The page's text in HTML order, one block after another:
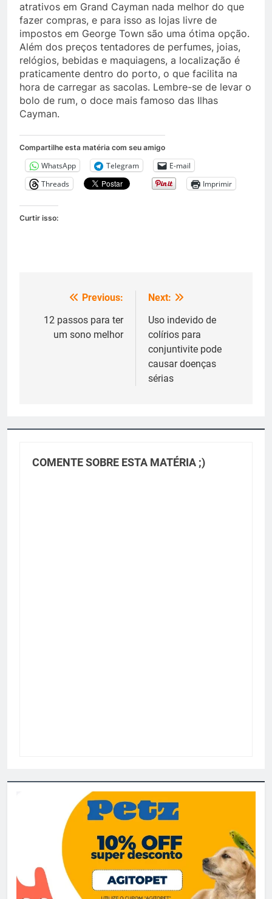
atrativos em Grand Cayman nada melhor do que
fazer compras, e para isso as lojas livre de
impostos em George Town são uma ótima opção.
Além dos preços tentadores de perfumes, joias,
relógios, bebidas e maquiagens, a localização é
praticamente dentro do porto, o que facilita na
hora de carregar as sacolas. Lembre-se de levar o
bolo de rum, o doce mais famoso das Ilhas
Cayman.
Compartilhe esta matéria com seu amigo
WhatsApp Telegram
E-mail
Threads
Imprimir
Curtir isso:
Navegação
de
Previous:
12 passos para ter
um sono melhor
Next:
Uso indevido de
colírios para
conjuntivite pode
causar doenças
sérias
COMENTE SOBRE ESTA MATÉRIA ;)